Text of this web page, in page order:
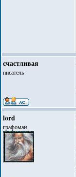
счастливая
писатель
lord
графоман